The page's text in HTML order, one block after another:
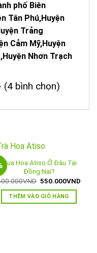
phố Biên
Tân Phú,Huyện
Trảng
Cảm Mỹ,Huyện
Nhơn Trạch
(4 bình chọn)
Mua Hoa Atiso Ở Đâu Tại
Đồng Nai?
VND Giá
là:
600.000VND.
550.000VND
THÊM VÀO GIỎ HÀNG